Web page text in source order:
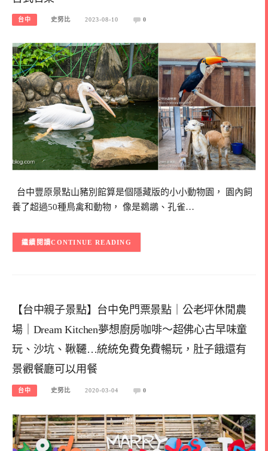
台中 史努比 2023-08-10 0
台中豐原景點山豬別館算是個隱藏版的小小動物園， 園內飼
養了超過50種鳥禽和動物， 像是鵜鶘、孔雀…
CONTINUE READING
【台中親子景點】台中免門票景點｜公老坪休閒農
場｜Dream Kitchen夢想廚房咖啡～超佛心古早味童
玩、沙坑、鞦韆…統統免費免費暢玩，肚子餓還有
景觀餐廳可以用餐
台中 史努比 2020-03-04 0